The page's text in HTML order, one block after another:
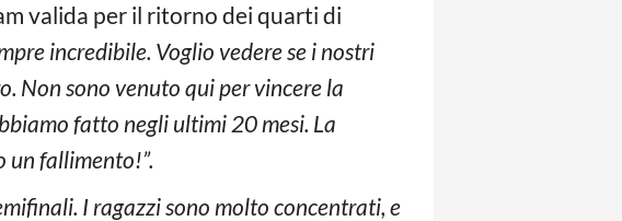
valida per il ritorno dei quarti di
incredibile. Voglio vedere se i nostri
Non sono venuto qui per vincere la
fatto negli ultimi 20 mesi. La
un fallimento!”.
I ragazzi sono molto concentrati, e